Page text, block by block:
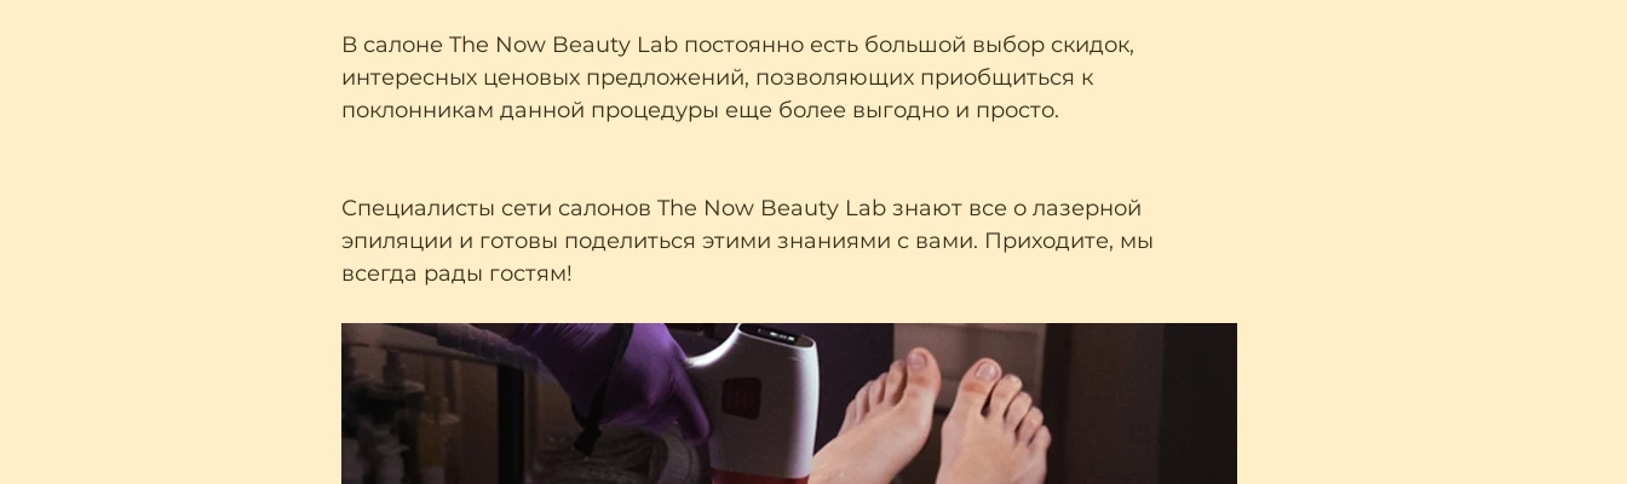
В салоне The Now Beauty Lab постоянно есть большой выбор скидок,
интересных ценовых предложений, позволяющих приобщиться к
поклонникам данной процедуры еще более выгодно и просто.
Специалисты сети салонов The Now Beauty Lab знают все о лазерной
эпиляции и готовы поделиться этими знаниями с вами. Приходите, мы
всегда рады гостям!